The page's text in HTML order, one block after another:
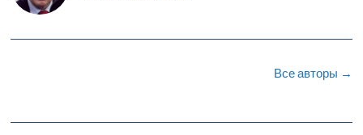
Все авторы →